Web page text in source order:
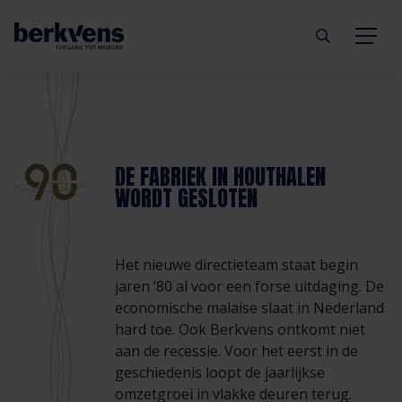
Terug
Deuren
Kozijnen
Diensten
Technische documentatie
Terug
Eengezinswoning
Meergezinswoning
Prefab woning
Terug
Aannemer
Architect
Handelspartner
Terug
Inbraakwerend
Brandwerend
Rookwerend
Duurzaamheid
Terug
mijndeur.nl
Webshop
Verkooppunten
Veelgestelde vragen
Terug
Organisatie
GND Garantiedeuren
Werken bij Berkvens
DE FABRIEK IN HOUTHALEN
WORDT GESLOTEN
Het nieuwe directieteam staat begin
jaren ’80 al voor een forse uitdaging. De
economische malaise slaat in Nederland
hard toe. Ook Berkvens ontkomt niet
aan de recessie. Voor het eerst in de
geschiedenis loopt de jaarlijkse
omzetgroei in vlakke deuren terug.